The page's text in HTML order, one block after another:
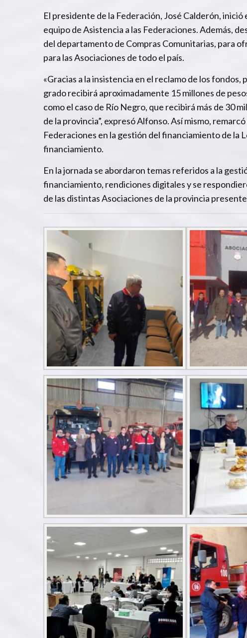
El presidente de la Federación, José Calderón,
equipo de Asistencia a las Federaciones. Además,
del departamento de Compras Comunitarias, para
para las Asociaciones de todo el país.
«Gracias a la insistencia en el reclamo de los
grado recibirá aproximadamente 15 millones de
como el caso de Río Negro, que recibirá más de 30
de la provincia”, expresó Alfonso. Así mismo,
Federaciones en la gestión del financiamiento de la
financiamiento.
En la jornada se abordaron temas referidos a la
financiamiento, rendiciones digitales y se
de las distintas Asociaciones de la provincia